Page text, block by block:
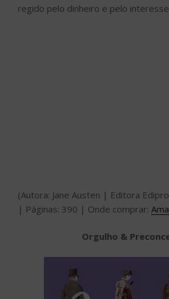
regido pelo dinheiro e pelo
(Autora: Jane Austen | Editora
| Páginas: 390 | Onde comprar:
Orgulho &